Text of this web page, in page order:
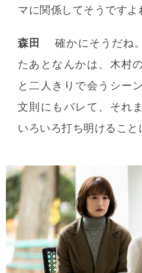
マに関係してそうですよ
森田
確かにそうだね
たあとなんかは、木村
と二人きりで会うシー
文則にもバレて、それ
いろいろ打ち明けること